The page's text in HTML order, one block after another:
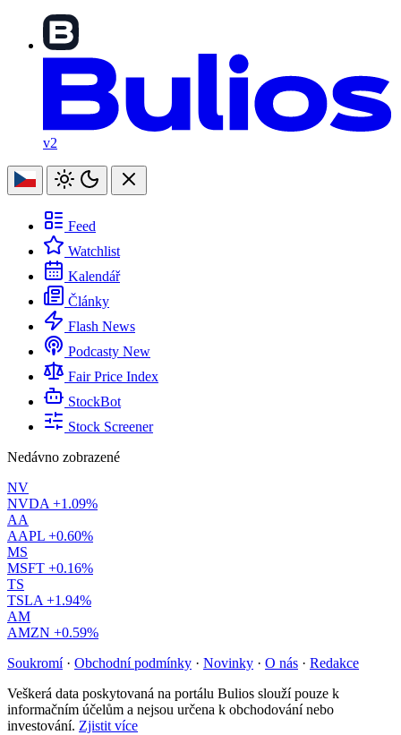
v2
Feed
Watchlist
Kalendář
Články
Flash News
Podcasty New
Fair Price Index
StockBot
Stock Screener
Nedávno zobrazené
NV
NVDA +1.09%
AA
AAPL +0.60%
MS
MSFT +0.16%
TS
TSLA +1.94%
AM
AMZN +0.59%
Soukromí · Obchodní podmínky · Novinky · O nás · Redakce
Veškerá data poskytovaná na portálu Bulios slouží pouze k
informačním účelům a nejsou určena k obchodování nebo
investování. Zjistit více